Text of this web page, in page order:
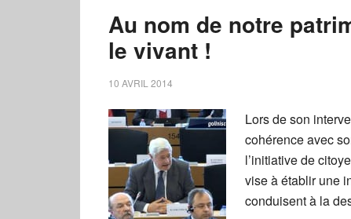
Au nom de notre
le vivant !
10 AVRIL 2014
Lors de son
cohérence avec
l’initiative de
vise à établir une
conduisent à la